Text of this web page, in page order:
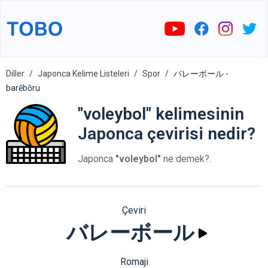
Diller Japonca Kelime Listeleri Spor
バレーボール -
barēbōru
"voleybol" kelimesinin
Japonca çevirisi nedir?
Japonca "voleybol" ne demek?.
Çeviri
バレーボール
Romaji